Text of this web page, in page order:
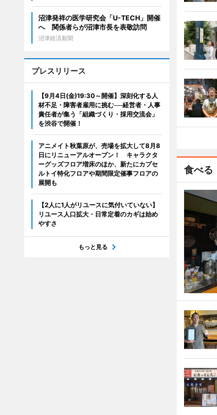
食べる
沼津発祥の医学研究会「U-TECH」開催
へ 関係者らが沼津市長を表敬訪問
沼津経済新聞
プレスリリース
【9月4日(金)19:30～開催】深刻化する人
材不足・障害者雇用に挑む──経営者・人事
責任者が集う「組織づくり・採用交流会」
を渋谷で開催！
アニメイト秋葉原が、売場を拡大して8月8
日にリニューアルオープン！ キャラクタ
ーグッズフロア増床のほか、新たにカプセ
ルトイ特化フロアや期間限定催事フロアの
展開も
【2人に1人がリユースに気付いていない】
リユース人口拡大・日常定着のカギは始め
やすさ
もっと見る